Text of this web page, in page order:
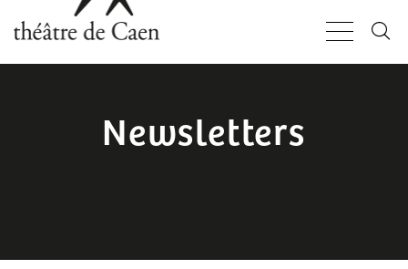
au
contenu
principal
Newsletters
Panneau de gestion des cookies